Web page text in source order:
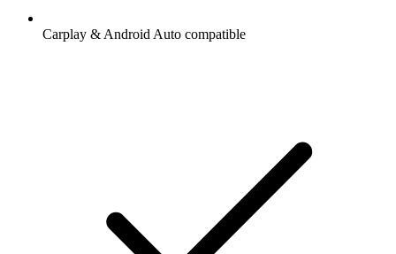
Carplay & Android Auto compatible